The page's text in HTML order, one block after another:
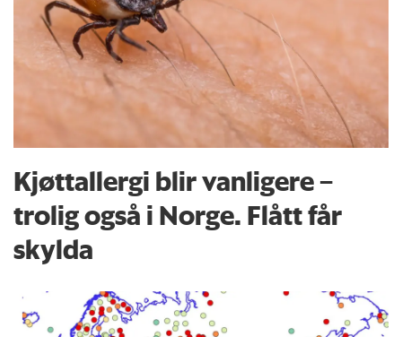
Kjøttallergi blir vanligere –
trolig også i Norge. Flått får
skylda